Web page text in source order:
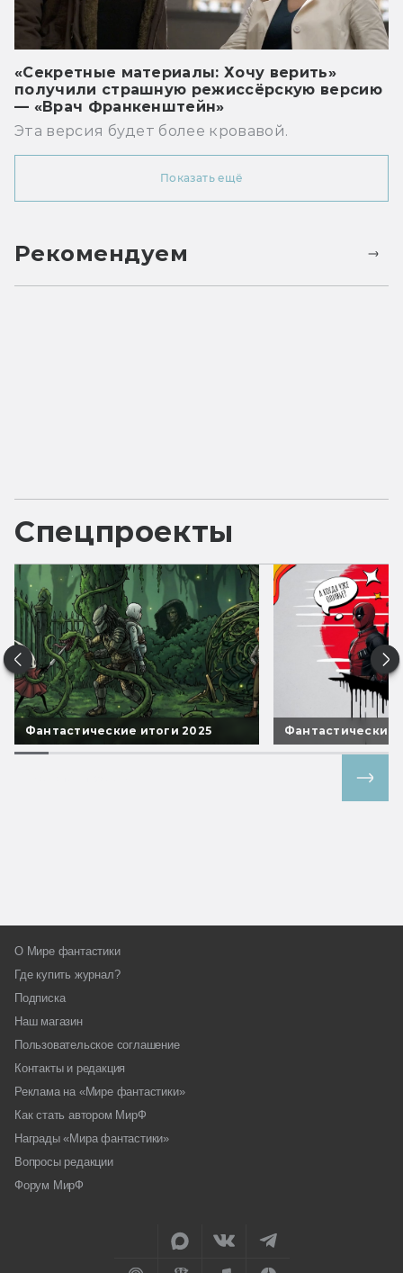
«Секретные материалы: Хочу верить»
получили страшную режиссёрскую версию
— «Врач Франкенштейн»
Эта версия будет более кровавой.
Показать ещё
Рекомендуем
Спецпроекты
Фантастические итоги 2025 Фантастические
О Мире фантастики
Где купить журнал?
Подписка
Наш магазин
Пользовательское соглашение
Контакты и редакция
Реклама на «Мире фантастики»
Как стать автором МирФ
Награды «Мира фантастики»
Вопросы редакции
Форум МирФ